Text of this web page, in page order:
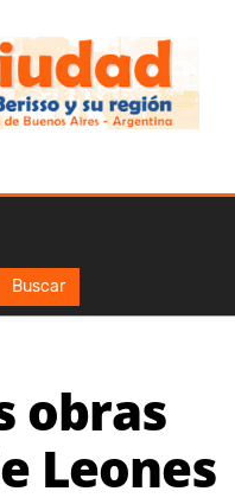
Buscar
obras
Leones